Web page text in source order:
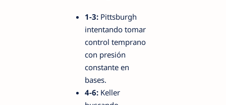
1-3: Pittsburgh
intentando tomar
control temprano
con presión
constante en
bases.
4-6: Keller